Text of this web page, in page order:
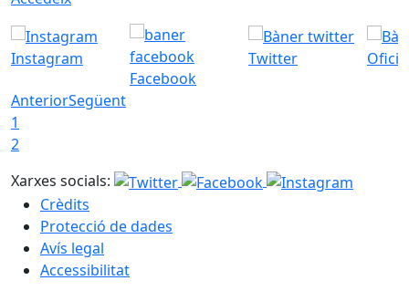
Instagram
Facebook
Twitter
AnteriorSegüent
1
2
Xarxes socials:
Crèdits
Protecció de dades
Avís legal
Accessibilitat